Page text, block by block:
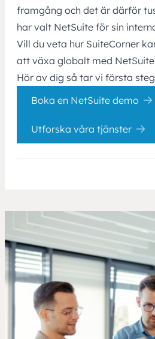
framgång och det är därför
har valt NetSuite för sin
Vill du veta hur SuiteCorner
att växa globalt med
Hör av dig så tar vi första
Boka en NetSuite demo
Utforska våra tjänster